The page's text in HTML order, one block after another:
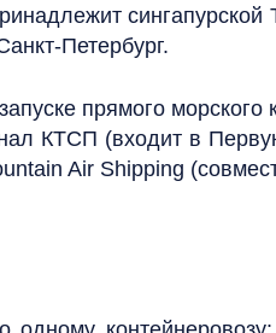
Петербург.
прямого морского
КТСП (входит в
Air Shipping